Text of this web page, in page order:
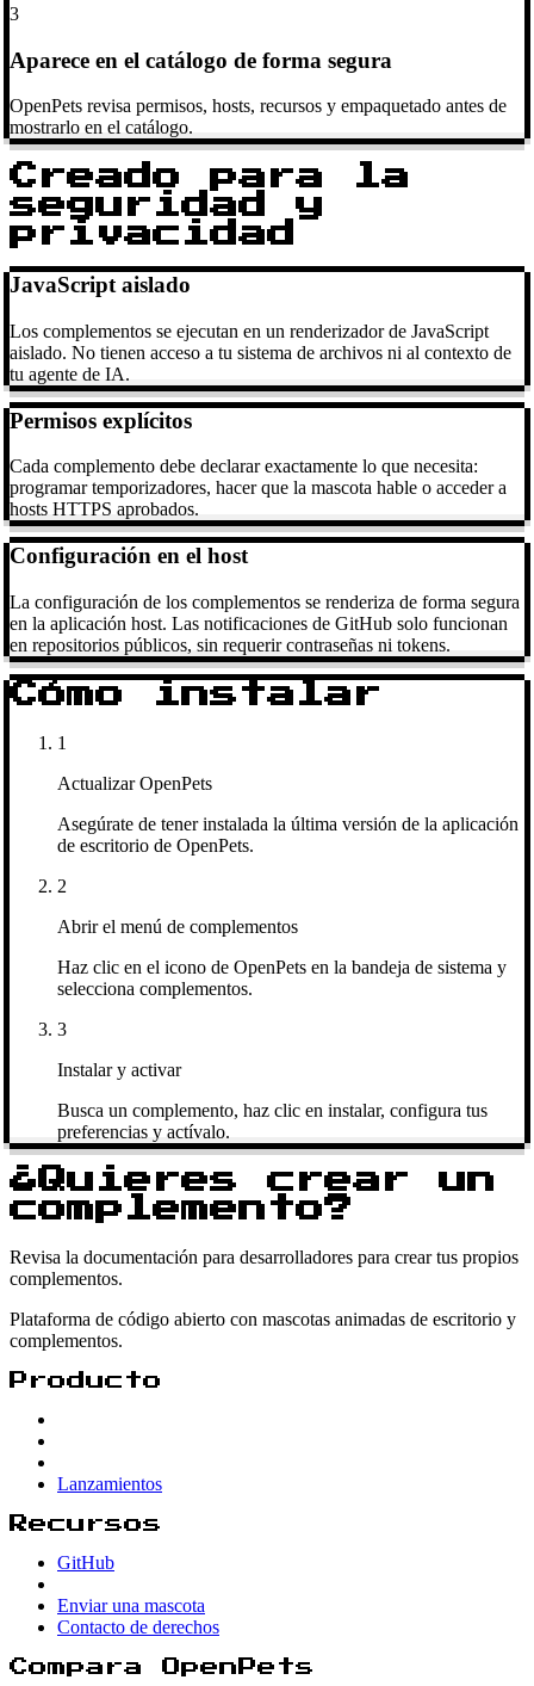
3
Aparece en el catálogo de forma segura
OpenPets revisa permisos, hosts, recursos y empaquetado antes de
mostrarlo en el catálogo.
Creado para la
seguridad y
privacidad
JavaScript aislado
Los complementos se ejecutan en un renderizador de JavaScript
aislado. No tienen acceso a tu sistema de archivos ni al contexto de
tu agente de IA.
Permisos explícitos
Cada complemento debe declarar exactamente lo que necesita:
programar temporizadores, hacer que la mascota hable o acceder a
hosts HTTPS aprobados.
Configuración en el host
La configuración de los complementos se renderiza de forma segura
en la aplicación host. Las notificaciones de GitHub solo funcionan
en repositorios públicos, sin requerir contraseñas ni tokens.
Cómo instalar
1
Actualizar OpenPets
Asegúrate de tener instalada la última versión de la aplicación
de escritorio de OpenPets.
2
Abrir el menú de complementos
Haz clic en el icono de OpenPets en la bandeja de sistema y
selecciona complementos.
3
Instalar y activar
Busca un complemento, haz clic en instalar, configura tus
preferencias y actívalo.
¿Quieres crear un
complemento?
Revisa la documentación para desarrolladores para crear tus propios
complementos.
Plataforma de código abierto con mascotas animadas de escritorio y
complementos.
Producto
Lanzamientos
Recursos
GitHub
Enviar una mascota
Contacto de derechos
Compara OpenPets